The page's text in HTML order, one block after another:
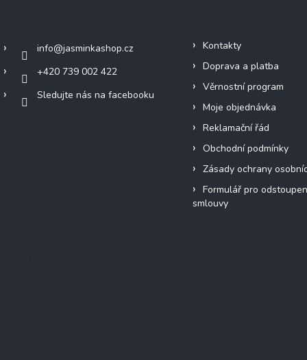
info@jasminkashop.cz
+420 739 002 422
Sledujte nás na facebooku
Kontakty
Doprava a platba
Věrnostní program
Moje objednávka
Reklamační řád
Obchodní podmínky
Zásady ochrany
Formulář pro
smlouvy